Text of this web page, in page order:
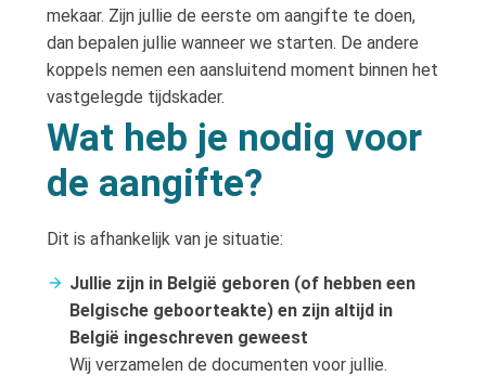
mekaar. Zijn jullie de eerste om aangifte te doen,
dan bepalen jullie wanneer we starten. De andere
koppels nemen een aansluitend moment binnen het
vastgelegde tijdskader.
Wat heb je nodig voor
de aangifte?
Dit is afhankelijk van je situatie:
Jullie zijn in België geboren (of hebben een
Belgische geboorteakte) en zijn altijd in
België ingeschreven geweest
Wij verzamelen de documenten voor jullie.